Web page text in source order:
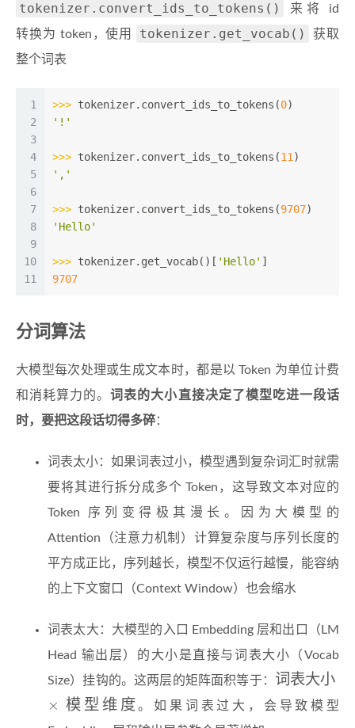
tokenizer.convert_ids_to_tokens()
来将 id
转换为 token，使用
tokenizer.get_vocab()
获取
整个词表
1
2
3
4
5
6
7
8
9
10
11
>>> tokenizer.convert_ids_to_tokens(0)
'!'
>>> tokenizer.convert_ids_to_tokens(11 )
','
>>> tokenizer.convert_ids_to_tokens(9707)
'Hello'
>>> tokenizer.get_vocab()[ 'Hello' ]
9707
分词算法
大模型每次处理或生成文本时，都是以 Token 为单位计费
和消耗算力的。词表的大小直接决定了模型吃进一段话
时，要把这段话切得多碎：
词表太小：如果词表过小，模型遇到复杂词汇时就需
要将其进行拆分成多个 Token，这导致文本对应的
Token 序列变得极其漫长。因为大模型的
Attention（注意力机制）计算复杂度与序列长度的
平方成正比，序列越长，模型不仅运行越慢，能容纳
的上下文窗口（Context Window）也会缩水
词表太大：大模型的入口 Embedding 层和出口（LM
Head 输出层）的大小是直接与词表大小（Vocab
Size）挂钩的。这两层的矩阵面积等于： \text{词
表大小}
\times
词表大小
× 模型维度。如果词表过大，会导致模型